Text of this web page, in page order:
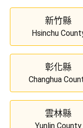
新竹縣
Hsinchu
彰化縣
Changhua
雲林縣
Yunlin County